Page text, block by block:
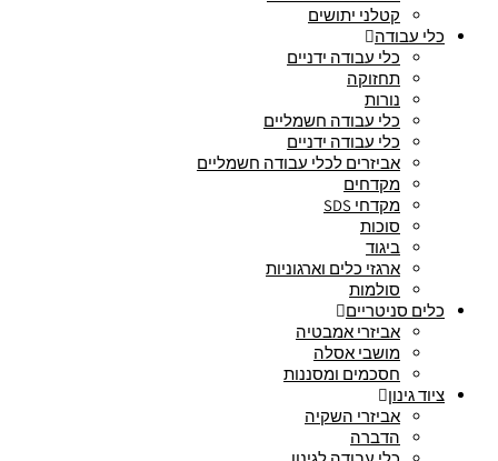
קטלני יתושים
כלי עבודה
כלי עבודה ידניים
תחזוקה
נורות
כלי עבודה חשמליים
כלי עבודה ידניים
אביזרים לכלי עבודה חשמליים
מקדחים
מקדחי SDS
סוכות
ביגוד
ארגזי כלים וארגוניות
סולמות
כלים סניטריים
אביזרי אמבטיה
מושבי אסלה
חסכמים ומסננות
ציוד גינון
אביזרי השקיה
הדברה